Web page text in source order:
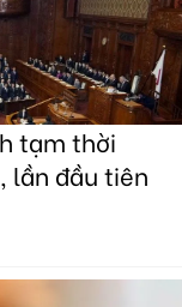
tạm thời
lần đầu tiên